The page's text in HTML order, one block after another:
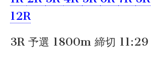
12R
3R 予選 1800m 締切 11:29